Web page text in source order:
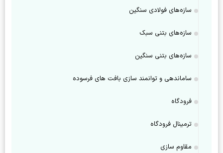
سازه‌های فولادی سنگین
سازه‌های بتنی سبک
سازه‌های بتنی سنگین
ساماندهی و توانمند سازی بافت های فرسوده
فرودگاه
ترمینال فرودگاه
مقاوم سازی